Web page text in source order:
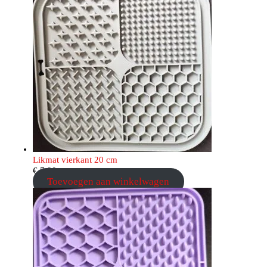
Likmat vierkant 20 cm
€7,90
Toevoegen aan winkelwagen